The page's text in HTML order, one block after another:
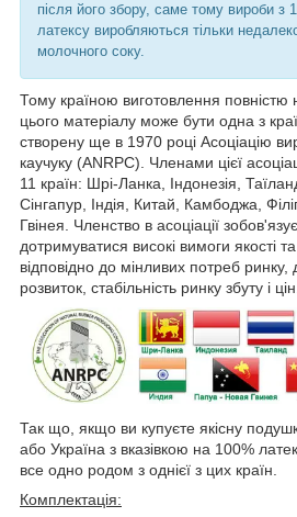
після його збору, саме тому вироби з
латексу виробляються тільки
молочного соку.
Тому країною виготовлення повністю
цього матеріалу може бути одна з
створену ще в 1970 році Асоціацію
каучуку (ANRPC). Членами цієї
11 країн: Шрі-Ланка, Індонезія,
Сінгапур, Індія, Китай, Камбоджа,
Гвінея. Членство в асоціації
дотримуватися високі вимоги якості та
відповідно до мінливих потреб
розвиток, стабільність ринку збуту і цін.
Так що, якщо ви купуєте якісну
або Україна з вказівкою на 100%
все одно родом з однієї з цих країн.
Комплектація: